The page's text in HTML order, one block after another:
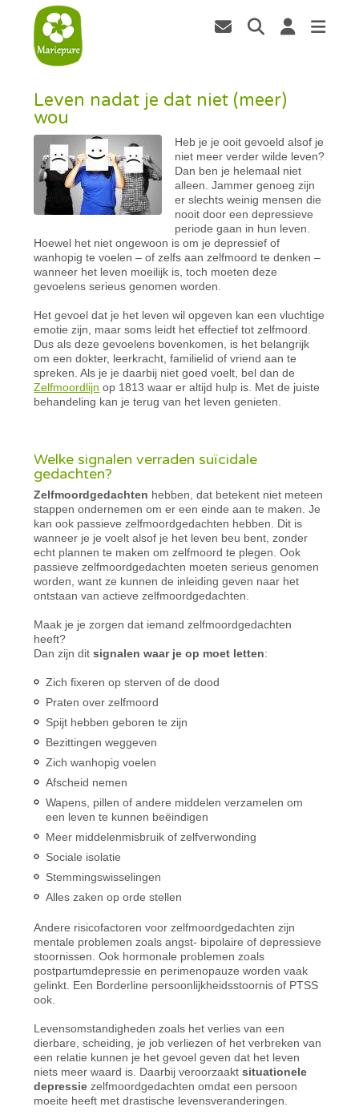
Leven nadat je dat niet (meer)
wou
Heb je je ooit gevoeld alsof je
niet meer verder wilde leven?
Dan ben je helemaal niet
alleen. Jammer genoeg zijn
er slechts weinig mensen die
nooit door een depressieve
periode gaan in hun leven.
Hoewel het niet ongewoon is om je depressief of
wanhopig te voelen – of zelfs aan zelfmoord te denken –
wanneer het leven moeilijk is, toch moeten deze
gevoelens serieus genomen worden.
Het gevoel dat je het leven wil opgeven kan een vluchtige
emotie zijn, maar soms leidt het effectief tot zelfmoord.
Dus als deze gevoelens bovenkomen, is het belangrijk
om een dokter, leerkracht, familielid of vriend aan te
spreken. Als je je daarbij niet goed voelt, bel dan de
Zelfmoordlijn op 1813 waar er altijd hulp is. Met de juiste
behandeling kan je terug van het leven genieten.
Welke signalen verraden suïcidale
gedachten?
Zelfmoordgedachten hebben, dat betekent niet meteen
stappen ondernemen om er een einde aan te maken. Je
kan ook passieve zelfmoordgedachten hebben. Dit is
wanneer je je voelt alsof je het leven beu bent, zonder
echt plannen te maken om zelfmoord te plegen. Ook
passieve zelfmoordgedachten moeten serieus genomen
worden, want ze kunnen de inleiding geven naar het
ontstaan van actieve zelfmoordgedachten.
Maak je je zorgen dat iemand zelfmoordgedachten
heeft?
Dan zijn ditsignalen waar je op moet letten:
Zich fixeren op sterven of de dood
Praten over zelfmoord
Spijt hebben geboren te zijn
Bezittingen weggeven
Zich wanhopig voelen
Afscheid nemen
Wapens, pillen of andere middelen verzamelen om
een leven te kunnen beëindigen
Meer middelenmisbruik of zelfverwonding
Sociale isolatie
Stemmingswisselingen
Alles zaken op orde stellen
Andere risicofactoren voor zelfmoordgedachten zijn
mentale problemen zoals angst- bipolaire of depressieve
stoornissen. Ook hormonale problemen zoals
postpartumdepressie en perimenopauze worden vaak
gelinkt. Een Borderline persoonlijkheidsstoornis of PTSS
ook.
Levensomstandigheden zoals het verlies van een
dierbare, scheiding, je job verliezen of het verbreken van
een relatie kunnen je het gevoel geven dat het leven
niets meer waard is. Daarbij veroorzaaktsituationele
depressiezelfmoordgedachten omdat een persoon
moeite heeft met drastische levensveranderingen.